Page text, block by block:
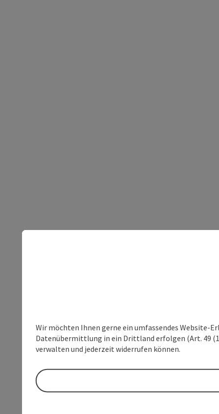
Wir möchten Ihnen gerne ein umfassendes Website-
Datenübermittlung in ein Drittland erfolgen (Art. 49
verwalten und jederzeit widerrufen können.